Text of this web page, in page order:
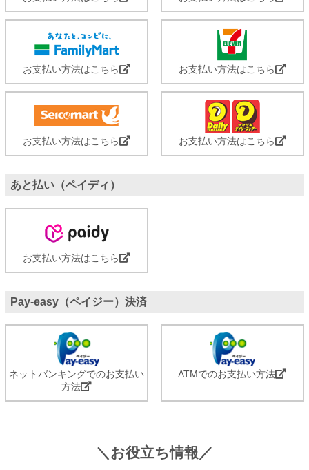
お支払い方法はこちら お支払い方法はこちら
お支払い方法はこちら お支払い方法はこちら
あと払い（ペイディ）
お支払い方法はこちら
Pay-easy（ペイジー）決済
ネットバンキングでのお支払い
方法
ATMでのお支払い方法
＼お役立ち情報／